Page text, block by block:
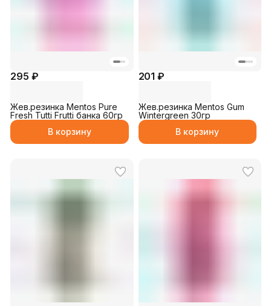
295 ₽
Жев.резинка Mentos Pure
Fresh Tutti Frutti банка 60гр
В корзину
201 ₽
Жев.резинка Mentos Gum
Wintergreen 30гр
В корзину